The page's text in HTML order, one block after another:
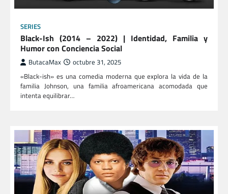
SERIES
Black-Ish (2014 – 2022) | Identidad, Familia y
Humor con Conciencia Social
ButacaMax octubre 31, 2025
«Black-ish» es una comedia moderna que explora la vida de la
familia Johnson, una familia afroamericana acomodada que
intenta equilibrar…